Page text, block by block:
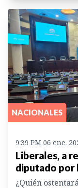
NACIONALES
9:39 PM 06 ene.
Liberales, a
diputado por
¿Quién